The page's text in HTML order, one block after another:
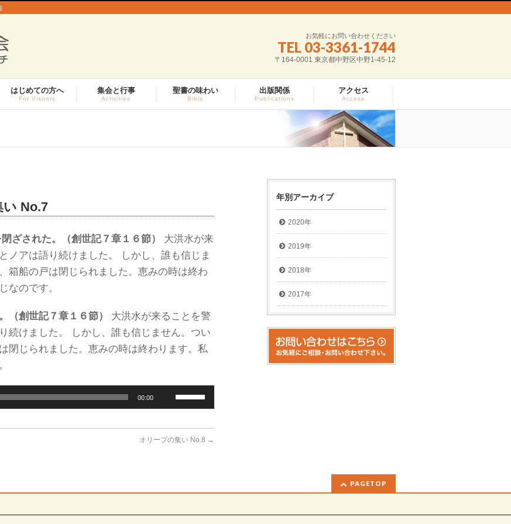
お気軽にお問い合わせください
TEL 03-3361-1744
〒164-0001 東京都中野区中野1-45-12
はじめての方へ
For Visitors
集会と行事
Activities
聖書の味わい
Bible
出版関係
Publications
アクセス
Access
い No.7
ざされた。（創世記７章１６節）
大洪水が来
ノアは語り続けました。 しかし、誰も信じま
箱船の戸は閉じられました。恵みの時は終わ
なのです。
（創世記７章１６節）
大洪水が来ることを警
続けました。 しかし、誰も信じません。つい
閉じられました。恵みの時は終わります。私
00:00
リ
ー
ム
下
オリーブの集い No.8 →
年別アーカイブ
2020年
2019年
2018年
2017年
PAGETOP